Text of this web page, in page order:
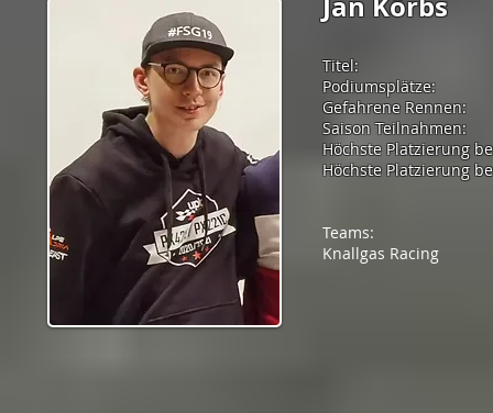
Titel:
Podiumsplätze:
Gefahrene Rennen:
Saison Teilnahmen:
Höchste Platzierung
Höchste Platzierung
Teams:
Knallgas Racing